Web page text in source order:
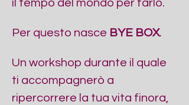
il tempo del mondo per farlo.
Per questo nasce BYE BOX.
Un workshop durante il quale
ti accompagnerò a
ripercorrere la tua vita finora,